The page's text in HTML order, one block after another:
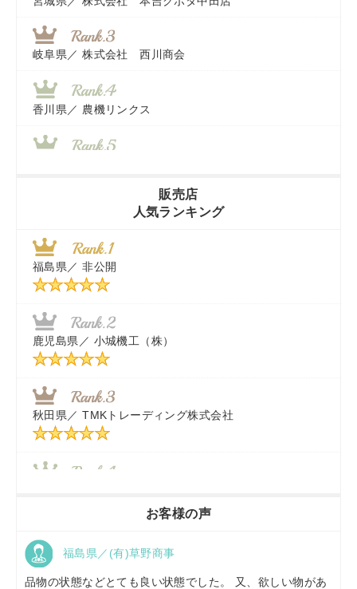
岐阜県／ 株式会社 西川商会
香川県／ 農機リンクス
近江商事合同会社：「茨城中古農建機販売」
千葉県／ 株式会社テクノ・タカ
福岡県／株式会社カドワキ機械（旧ナカガワ農機商会）
東京都／
秋田県／ TMKトレーディング株式会社
販売店
人気ランキング
福島県／ 非公開
鹿児島県／ 小城機工（株）
秋田県／ TMKトレーディング株式会社
京都府／
お客様の声
福島県／(有)草野商事
品物の状態などとても良い状態でした。 又、欲しい物があ